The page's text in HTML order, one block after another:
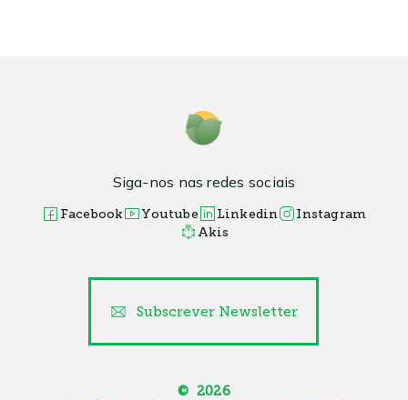
Siga-nos nas redes sociais
Facebook Youtube Linkedin
Instagram
Akis
© 2026
Subscrever Newsletter